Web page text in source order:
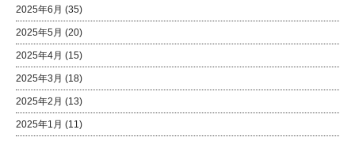
2025年6月 (35)
2025年5月 (20)
2025年4月 (15)
2025年3月 (18)
2025年2月 (13)
2025年1月 (11)